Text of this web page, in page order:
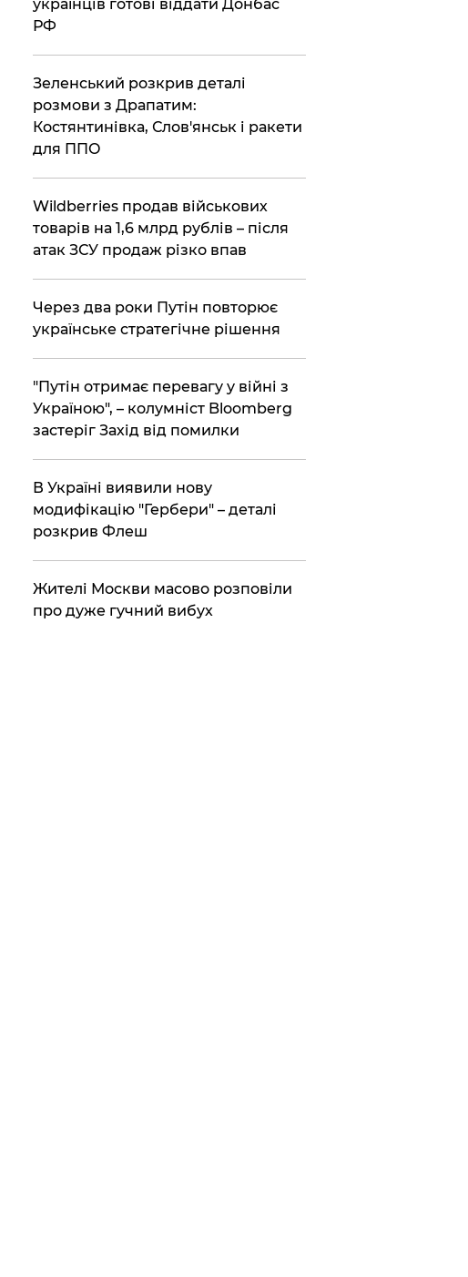
українців готові віддати Донбас
РФ
Зеленський розкрив деталі
розмови з Драпатим:
Костянтинівка, Слов'янськ і ракети
для ППО
Wildberries продав військових
товарів на 1,6 млрд рублів – після
атак ЗСУ продаж різко впав
Через два роки Путін повторює
українське стратегічне рішення
"Путін отримає перевагу у війні з
Україною", – колумніст Bloomberg
застеріг Захід від помилки
В Україні виявили нову
модифікацію "Гербери" – деталі
розкрив Флеш
Жителі Москви масово розповіли
про дуже гучний вибух